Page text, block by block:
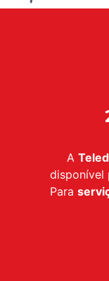
A
disponível
Para